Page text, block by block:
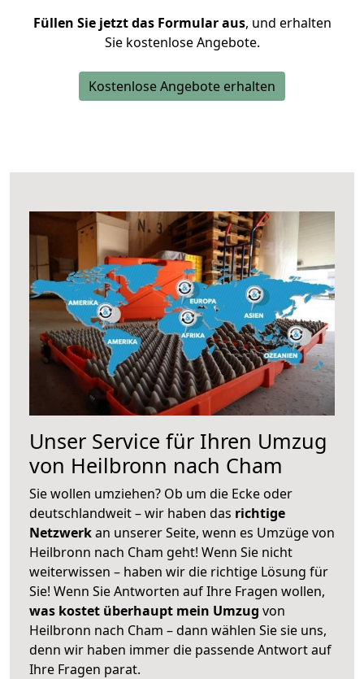
Füllen Sie jetzt das Formular aus, und erhalten
Sie kostenlose Angebote.
Kostenlose Angebote erhalten
Unser Service für Ihren Umzug
von Heilbronn nach Cham
Sie wollen umziehen? Ob um die Ecke oder
deutschlandweit – wir haben das richtige
Netzwerkan unserer Seite, wenn es Umzüge von
Heilbronn nach Cham geht! Wenn Sie nicht
weiterwissen – haben wir die richtige Lösung für
Sie! Wenn Sie Antworten auf Ihre Fragen wollen,
was kostet überhaupt mein Umzug von
Heilbronn nach Cham – dann wählen Sie sie uns,
denn wir haben immer die passende Antwort auf
Ihre Fragen parat.